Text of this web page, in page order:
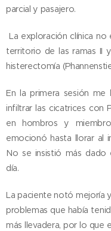
parcial y pasajero.
La exploración clínica no
territorio de las ramas II
histerectomía
En la primera sesión
infiltrar las cicatrices con
en hombros y
emocionó hasta llorar al
No se insistió más
día.
La paciente notó mejoría
problemas que había
más llevadera, por lo que